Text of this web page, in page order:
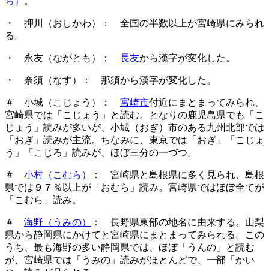
・ 押川（おしかわ）： 全国の半数以上が宮崎県にみられ
る。
・ 永友（ながとも） ： 長友から漢字が変化した。
・ 奈須（なす） ： 那須から漢字が変化した。
＃ 小城（こじょう）： 宮崎市付近にまとまってみられ、
宮崎県では「こじょう」と読む。となりの鹿児島県でも「こ
じょう」読みが多いが、小城（おぎ）市のある九州北部では
「おぎ」読みが主流。ちなみに、東京では「おぎ」「こじょ
う」「こじろ」読みが、ほぼ三分の一づつ。
＃ 小村（こむら） ： 宮崎県と島根県に多く見られ 、島根
県では９７％以上が「おむら」読み。宮崎県ではほぼ全てが
「こむら」読み。
＃ 海野（うみの）
： 長野県東部の地名に由来する。山梨
県から静岡県にかけてと宮崎県にまとまってみられる。この
うち、最も海野の多い静岡県では、ほぼ「うんの」と読む
が、宮崎県では「うみの」読みがほとんどで、一部「かい